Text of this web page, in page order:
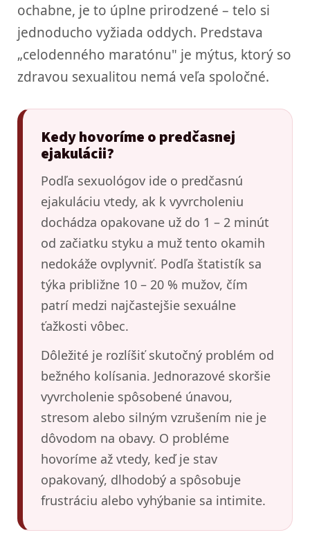
ochabne, je to úplne prirodzené – telo si
jednoducho vyžiada oddych. Predstava
„celodenného maratónu" je mýtus, ktorý so
zdravou sexualitou nemá veľa spoločné.
Kedy hovoríme o predčasnej
ejakulácii?
Podľa sexuológov ide o predčasnú
ejakuláciu vtedy, ak k vyvrcholeniu
dochádza opakovane už do 1 – 2 minút
od začiatku styku a muž tento okamih
nedokáže ovplyvniť. Podľa štatistík sa
týka približne 10 – 20 % mužov, čím
patrí medzi najčastejšie sexuálne
ťažkosti vôbec.
Dôležité je rozlíšiť skutočný problém od
bežného kolísania. Jednorazové skoršie
vyvrcholenie spôsobené únavou,
stresom alebo silným vzrušením nie je
dôvodom na obavy. O probléme
hovoríme až vtedy, keď je stav
opakovaný, dlhodobý a spôsobuje
frustráciu alebo vyhýbanie sa intimite.